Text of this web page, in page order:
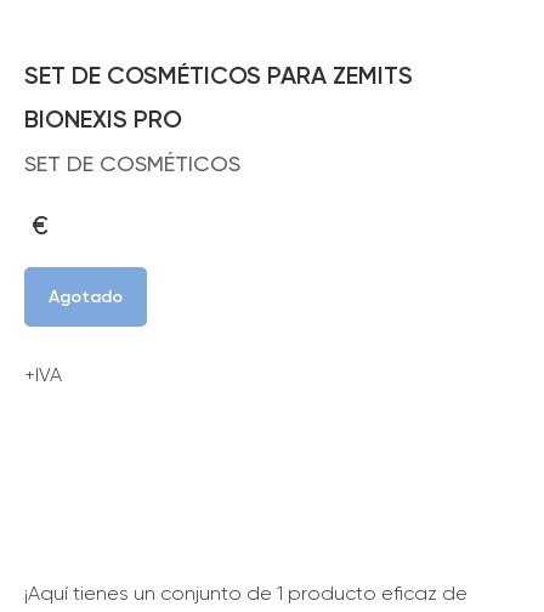
SET DE COSMÉTICOS PARA ZEMITS
BIONEXIS PRO
SET DE COSMÉTICOS
€
Agotado
+IVA
¡Aquí tienes un conjunto de 1 producto eficaz de